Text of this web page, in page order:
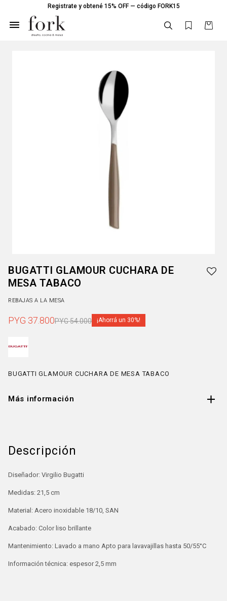
Registrate y obtené 15% OFF — código FORK15

BUGATTI GLAMOUR CUCHARA DE
MESA TABACO
REBAJAS A LA MESA
PYG 37.800PYG54.000 30
BUGATTI GLAMOUR CUCHARA DE MESA TABACO
Más información
Descripción
Diseñador: Virgilio Bugatti
Medidas: 21,5 cm
Material: Acero inoxidable 18/10, SAN
Acabado: Color liso brillante
Mantenimiento: Lavado a mano Apto para lavavajillas hasta 50/55°C
Información técnica: espesor 2,5 mm